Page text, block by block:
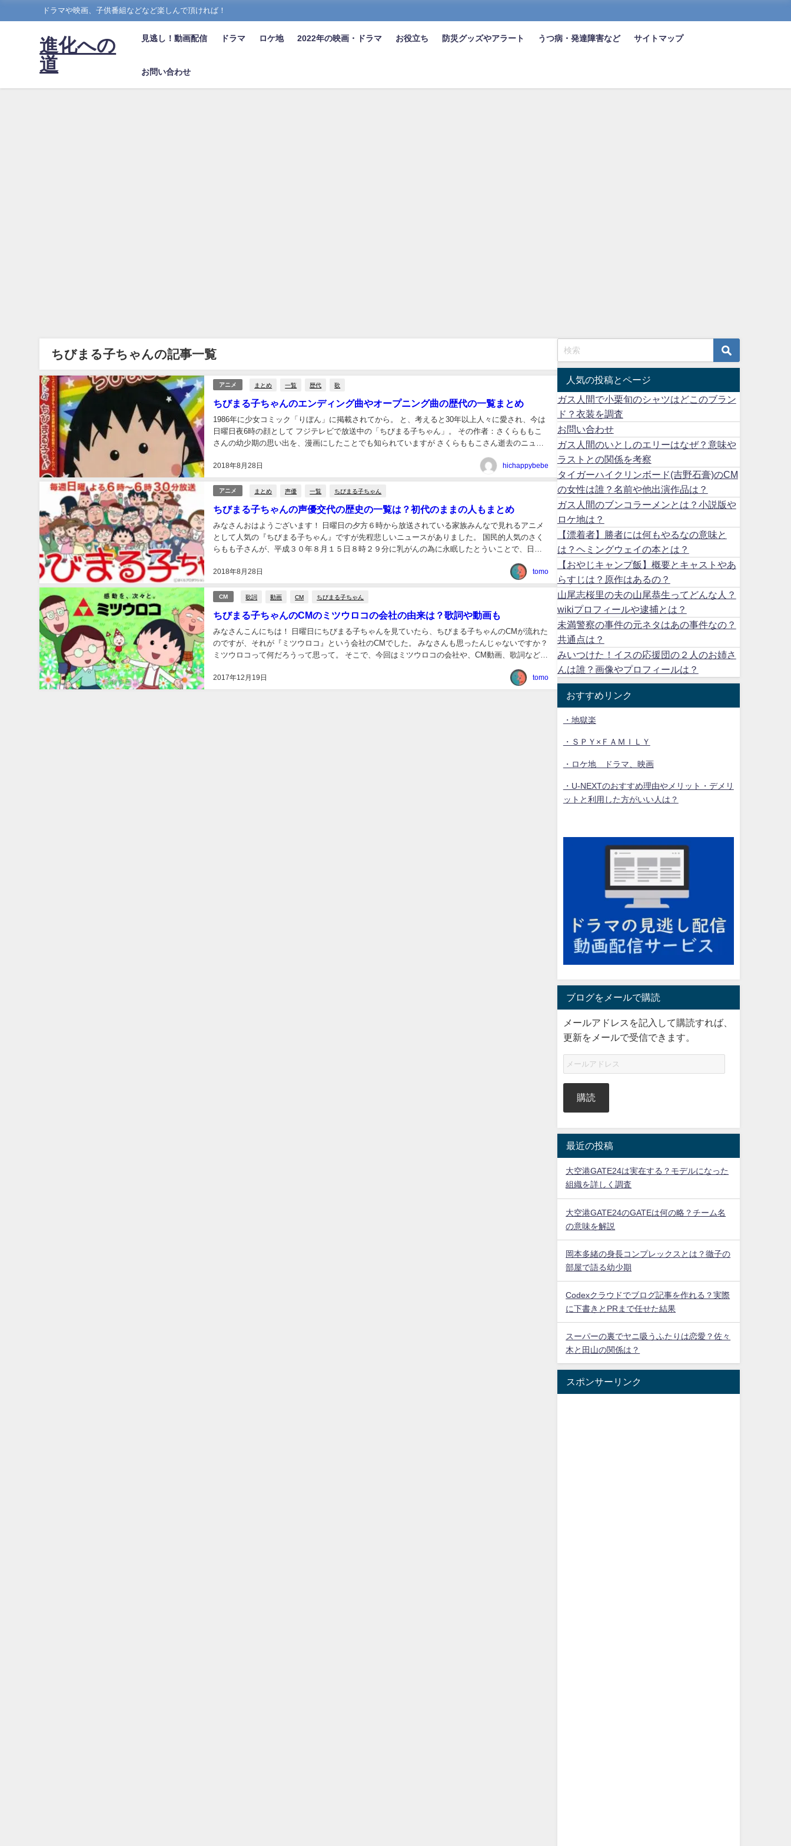
ドラマや映画、子供番組などなど楽しんで頂ければ！
進化への
道
見逃し！動画配信 ドラマ ロケ地 2022年の映画・ドラマ お役立ち 防災グッズやアラート うつ病・発達障害など サイトマップ
お問い合わせ
ちびまる子ちゃんの記事一覧
アニメ まとめ 一覧 歴代 歌
ちびまる子ちゃんのエンディング曲やオープニング曲の歴代の一覧まとめ
2018年8月28日
1986年に少女コミック「りぼん」に掲載されてから。 と、考えると30年以上人々に愛され、今は
日曜日夜6時の顔として フジテレビで放送中の「ちびまる子ちゃん」。 その作者：さくらももこ
さんの幼少期の思い出を、漫画にしたことでも知られていますが さくらももこさん逝去のニュー
hichappybebe
アニメ まとめ 声優 一覧 ちびまる子ちゃん
ちびまる子ちゃんの声優交代の歴史の一覧は？初代のままの人もまとめ
2018年8月28日
みなさんおはようございます！ 日曜日の夕方６時から放送されている家族みんなで見れるアニメ
として人気の『ちびまる子ちゃん』ですが先程悲しいニュースがありました。 国民的人気のさく
らもも子さんが、平成３０年８月１５日８時２９分に乳がんの為に永眠したとういことで、日本
tomo
CM 歌詞 動画 CM ちびまる子ちゃん
ちびまる子ちゃんのCMのミツウロコの会社の由来は？歌詞や動画も
2017年12月19日
みなさんこんにちは！ 日曜日にちびまる子ちゃんを見ていたら、ちびまる子ちゃんのCMが流れた
のですが、それが『ミツウロコ』という会社のCMでした。 みなさんも思ったんじゃないですか？
ミツウロコって何だろうって思って。 そこで、今回はミツウロコの会社や、CM動画、歌詞など調
tomo
人気の投稿とページ
ガス人間で小栗旬のシャツはどこのブラン
ド？衣装を調査
お問い合わせ
ガス人間のいとしのエリーはなぜ？意味や
ラストとの関係を考察
タイガーハイクリンボード(吉野石膏)のCM
の女性は誰？名前や他出演作品は？
ガス人間のブンコラーメンとは？小説版や
ロケ地は？
【漂着者】勝者には何もやるなの意味と
は？ヘミングウェイの本とは？
【おやじキャンプ飯】概要とキャストやあ
らすじは？原作はあるの？
山尾志桜里の夫の山尾恭生ってどんな人？
wikiプロフィールや逮捕とは？
未満警察の事件の元ネタはあの事件なの？
共通点は？
みいつけた！イスの応援団の２人のお姉さ
んは誰？画像やプロフィールは？
おすすめリンク
・地獄楽
・ＳＰＹ×ＦＡＭＩＬＹ
・ロケ地 ドラマ、映画
・U-NEXTのおすすめ理由やメリット・デメリ
ットと利用した方がいい人は？
ブログをメールで購読
メールアドレスを記入して購読すれば、
更新をメールで受信できます。
購読
最近の投稿
大空港GATE24は実在する？モデルになった
組織を詳しく調査
大空港GATE24のGATEは何の略？チーム名
の意味を解説
岡本多緒の身長コンプレックスとは？徹子の
部屋で語る幼少期
Codexクラウドでブログ記事を作れる？実際
に下書きとPRまで任せた結果
スーパーの裏でヤニ吸うふたりは恋愛？佐々
木と田山の関係は？
スポンサーリンク